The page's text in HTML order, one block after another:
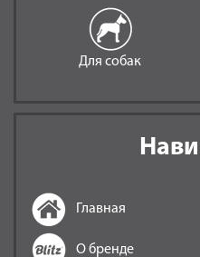
Для собак
Главная
О бренде